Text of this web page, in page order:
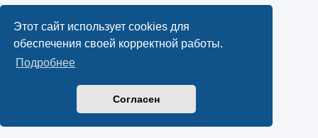
Этот сайт использует cookies для
обеспечения своей корректной работы.
Подробнее
Согласен